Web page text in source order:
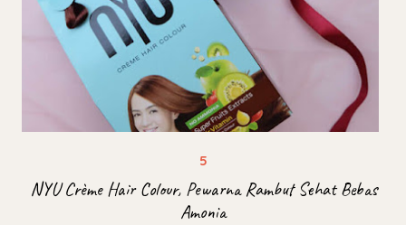
NYU Crème Hair Colour, Pewarna Rambut Sehat Bebas
Amonia